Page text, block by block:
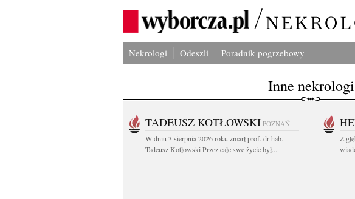
Nekrologi Odeszli Poradnik pogrzebowy
Inne nekrologi
TADEUSZ KOTŁOWSKI POZNAŃ
W dniu 3 sierpnia 2026 roku zmarł prof. dr hab.
Tadeusz Kotłowski Przez całe swe życie był...
Z